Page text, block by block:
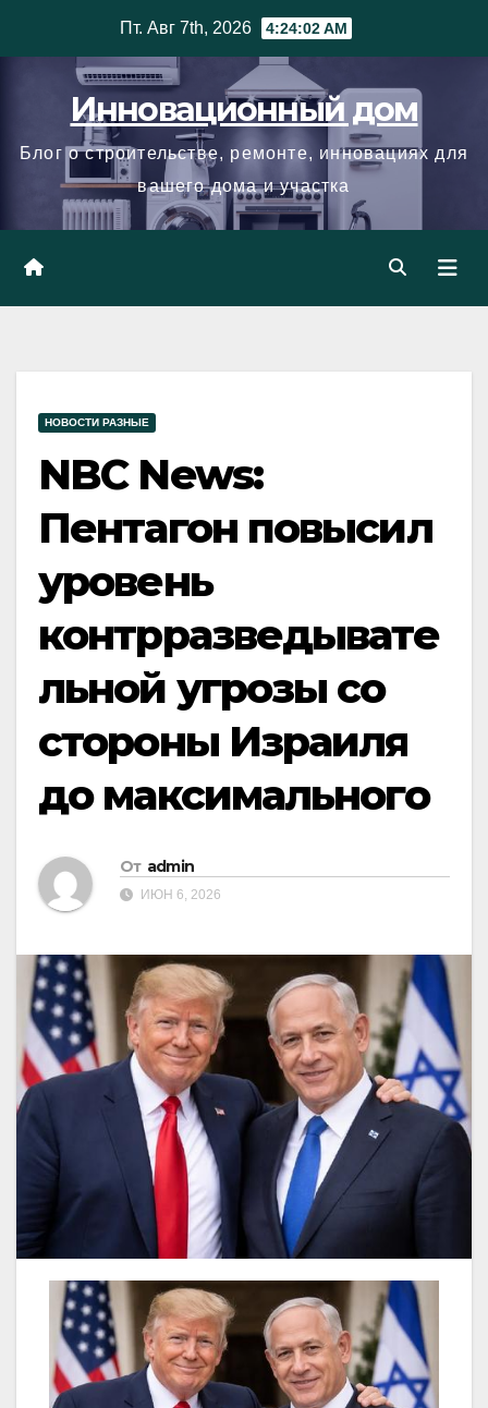
Пт. Авг 7th, 2026 4:24:03 AM
Инновационный дом
Блог о строительстве, ремонте, инновациях для
вашего дома и участка
НОВОСТИ РАЗНЫЕ
NBC News:
Пентагон повысил
уровень
контрразведывате
льной угрозы со
стороны Израиля
до максимального
От admin
ИЮН 6, 2026